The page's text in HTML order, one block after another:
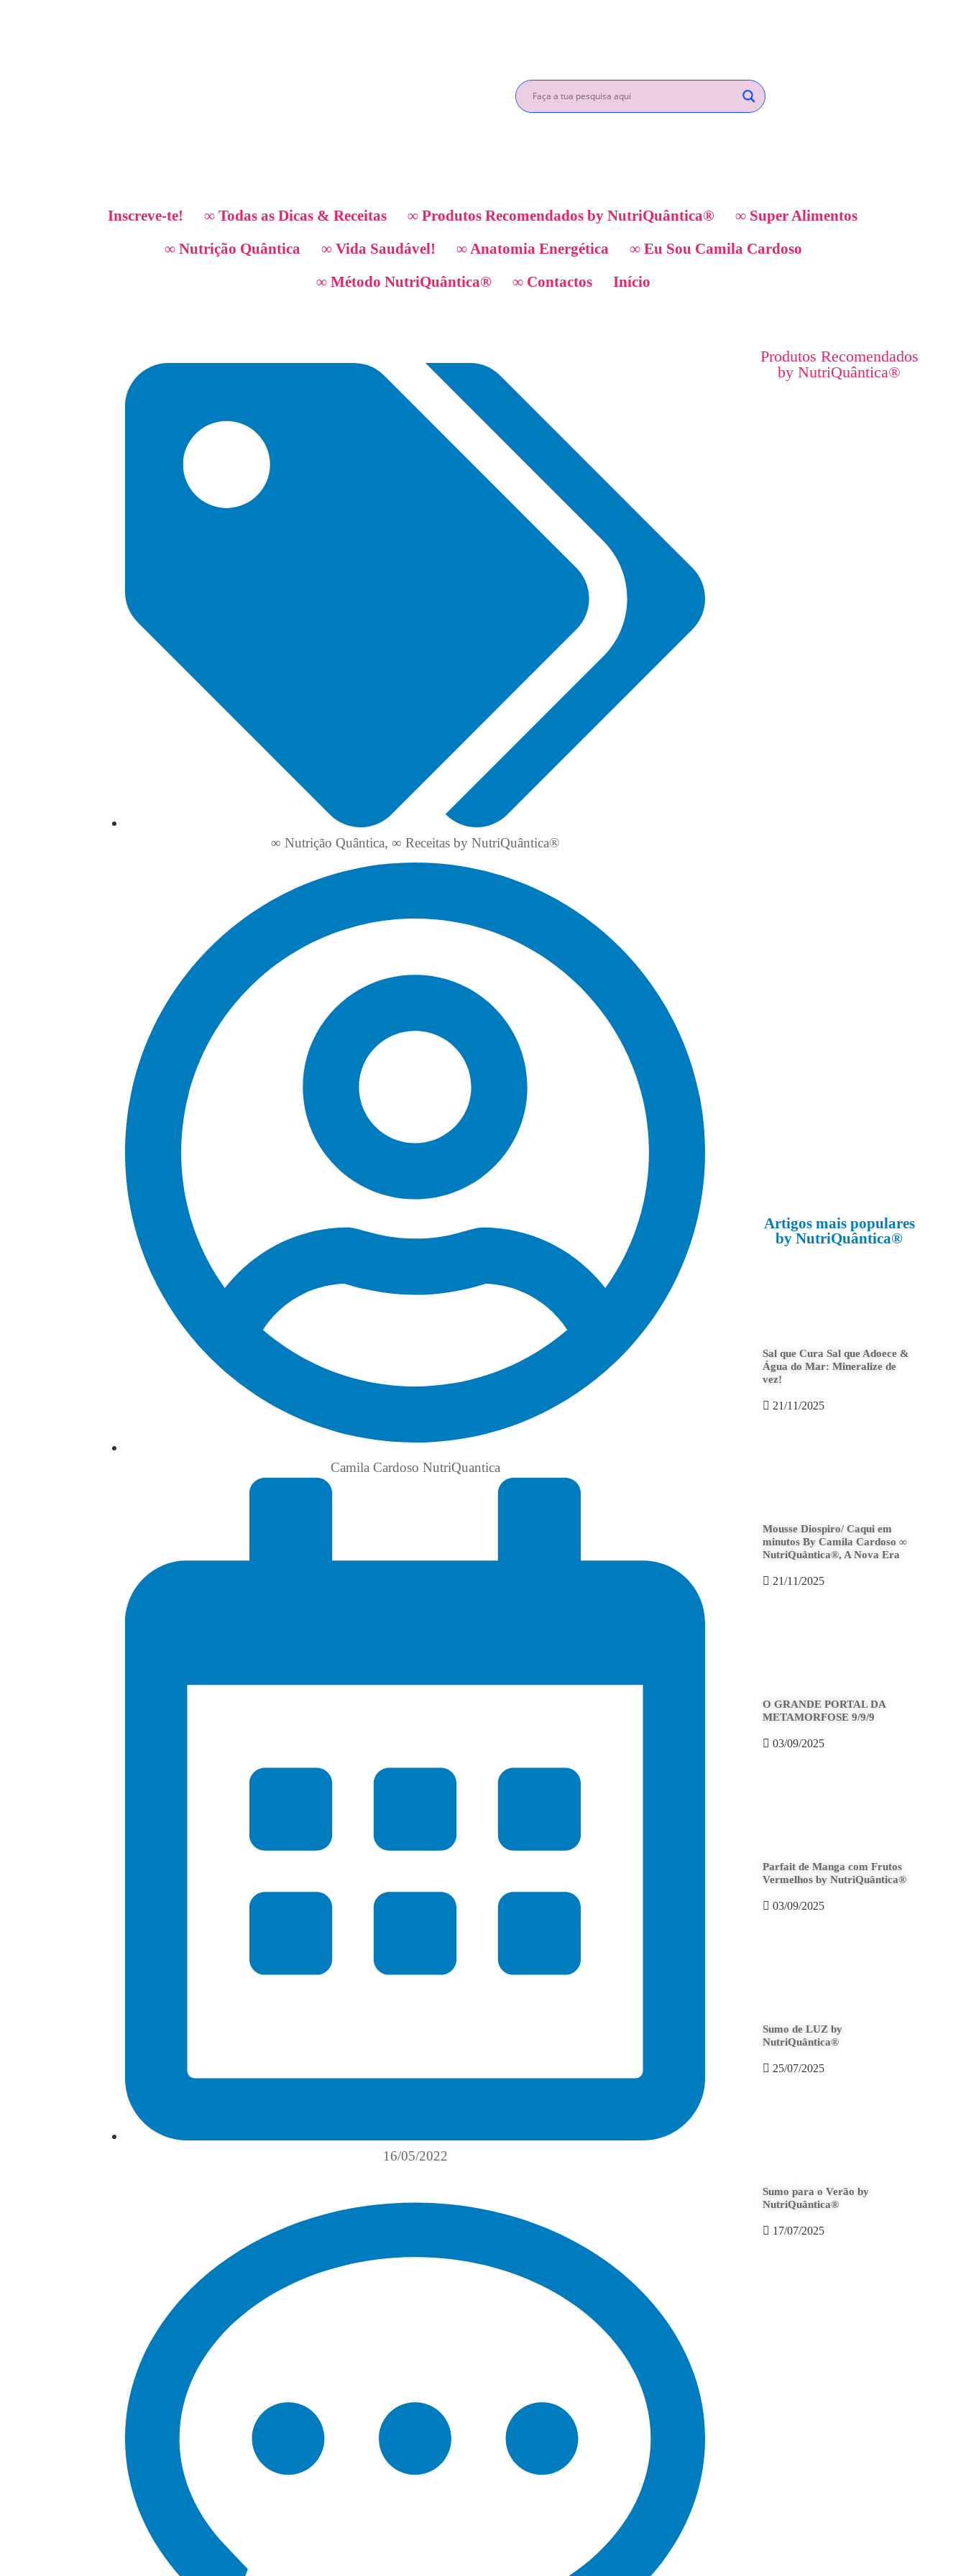
Inscreve-te! ∞ Todas as Dicas & Receitas ∞ Produtos Recomendados by NutriQuântica®
∞ Super Alimentos
∞ Nutrição Quântica
∞ Vida Saudável! ∞ Anatomia Energética
∞ Eu Sou Camila Cardoso
∞ Método NutriQuântica®
∞ Contactos Início
∞ Nutrição Quântica,∞ Receitas by NutriQuântica®
Camila Cardoso NutriQuantica
16/05/2022
Produtos Recomendados
by NutriQuântica®
Artigos mais populares
by NutriQuântica®
Sal que Cura Sal que Adoece &
Água do Mar: Mineralize de
vez!
21/11/2025
Mousse Diospiro/ Caqui em
minutos By Camila Cardoso ∞
NutriQuântica®, A Nova Era
21/11/2025
O GRANDE PORTAL DA
METAMORFOSE 9/9/9
03/09/2025
Parfait de Manga com Frutos
Vermelhos by NutriQuântica®
03/09/2025
Sumo de LUZ by
NutriQuântica®
25/07/2025
Sumo para o Verão by
NutriQuântica®
17/07/2025